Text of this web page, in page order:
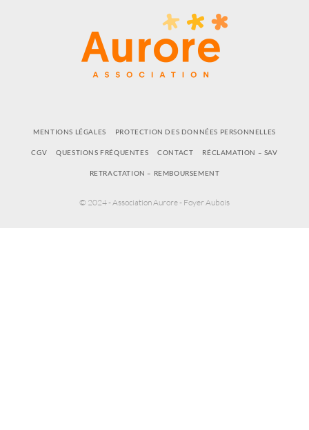
MENTIONS LÉGALES PROTECTION DES DONNÉES PERSONNELLES
CGV QUESTIONS FRÉQUENTES CONTACT RÉCLAMATION – SAV
RETRACTATION – REMBOURSEMENT
© 2024 - Association Aurore - Foyer Aubois